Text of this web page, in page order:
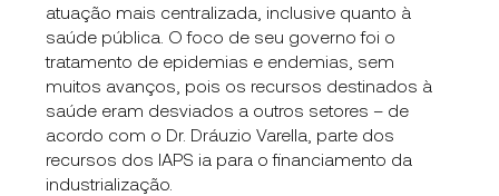
atuação mais centralizada, inclusive quanto à
saúde pública. O foco de seu governo foi o
tratamento de epidemias e endemias, sem
muitos avanços, pois os recursos destinados à
saúde eram desviados a outros setores – de
acordo com o Dr. Dráuzio Varella, parte dos
recursos dos IAPS ia para o financiamento da
industrialização.